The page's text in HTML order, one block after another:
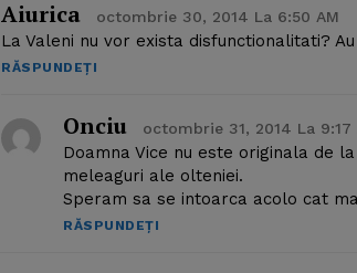
Aiurica octombrie 30, 2014 La 6:50 AM
La Valeni nu vor exista disfunctionalitati?
RĂSPUNDEȚI
Onciu octombrie 31, 2014 La 9:17
Doamna Vice nu este originala de
meleaguri ale olteniei.
Speram sa se intoarca acolo cat
RĂSPUNDEȚI